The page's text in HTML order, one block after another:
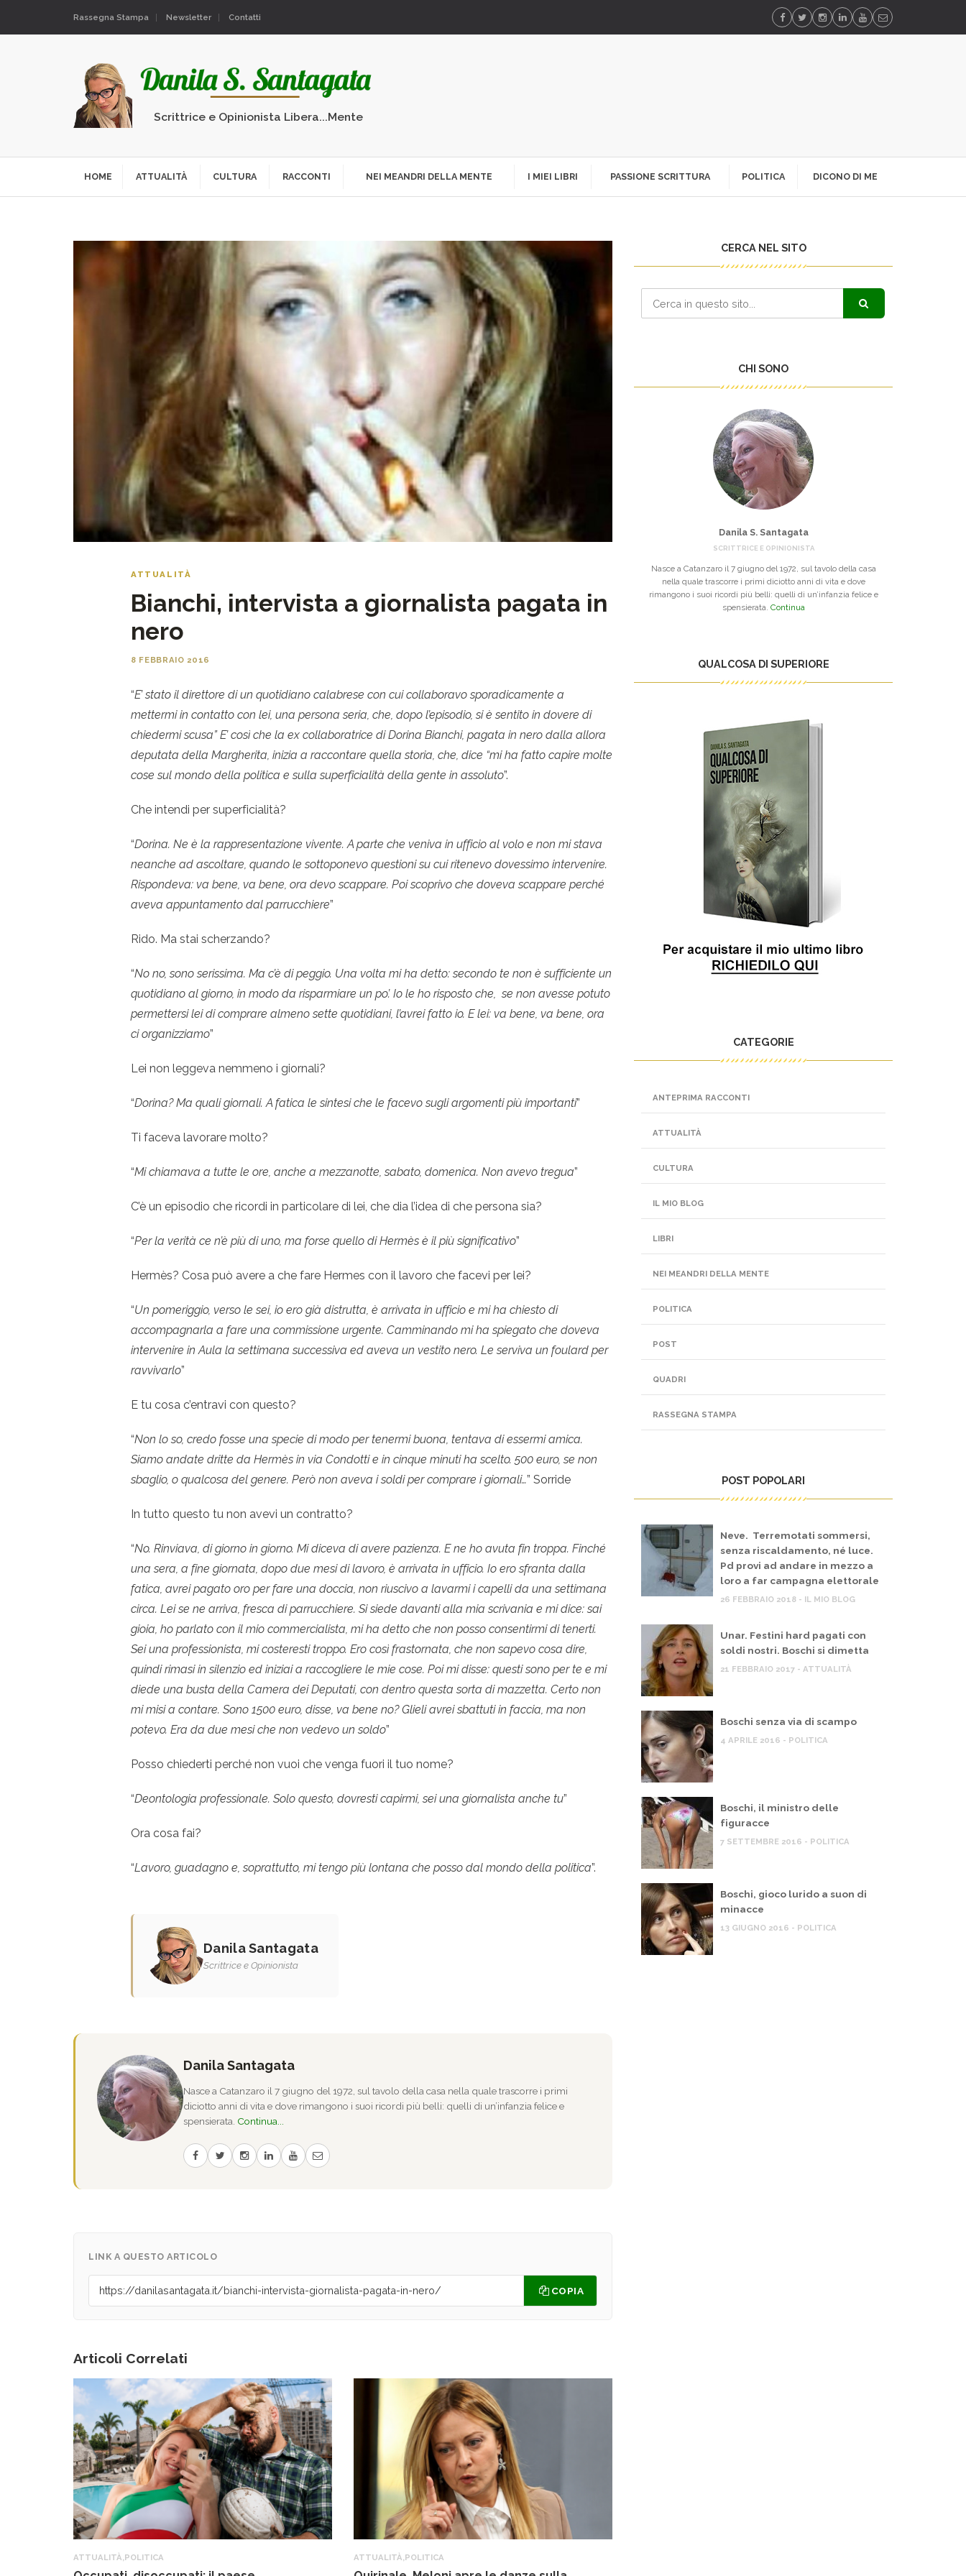
Rassegna Stampa Newsletter Contatti
Scrittrice e Opinionista Libera...Mente
HOME ATTUALITÀ CULTURA RACCONTI NEI MEANDRI DELLA MENTE I MIEI LIBRI PASSIONE SCRITTURA POLITICA DICONO DI ME
ATTUALITÀ
Bianchi, intervista a giornalista pagata in
nero
8 FEBBRAIO 2016
“E’ stato il direttore di un quotidiano calabrese con cui collaboravo sporadicamente a
mettermi in contatto con lei, una persona seria, che, dopo l’episodio, si è sentito in dovere di
chiedermi scusa” E’ così che la ex collaboratrice di Dorina Bianchi, pagata in nero dalla allora
deputata della Margherita, inizia a raccontare quella storia, che, dice “mi ha fatto capire molte
cose sul mondo della politica e sulla superficialità della gente in assoluto”.
Che intendi per superficialità?
“Dorina. Ne è la rappresentazione vivente. A parte che veniva in ufficio al volo e non mi stava
neanche ad ascoltare, quando le sottoponevo questioni su cui ritenevo dovessimo intervenire.
Rispondeva: va bene, va bene, ora devo scappare. Poi scoprivo che doveva scappare perché
aveva appuntamento dal parrucchiere”
Rido. Ma stai scherzando?
“No no, sono serissima. Ma c’è di peggio. Una volta mi ha detto: secondo te non è sufficiente un
quotidiano al giorno, in modo da risparmiare un po’. Io le ho risposto che, se non avesse potuto
permettersi lei di comprare almeno sette quotidiani, l’avrei fatto io. E lei: va bene, va bene, ora
ci organizziamo”
Lei non leggeva nemmeno i giornali?
“Dorina? Ma quali giornali. A fatica le sintesi che le facevo sugli argomenti più importanti”
Ti faceva lavorare molto?
“Mi chiamava a tutte le ore, anche a mezzanotte, sabato, domenica. Non avevo tregua”
C’è un episodio che ricordi in particolare di lei, che dia l’idea di che persona sia?
“Per la verità ce n’è più di uno, ma forse quello di Hermès è il più significativo”
Hermès? Cosa può avere a che fare Hermes con il lavoro che facevi per lei?
“Un pomeriggio, verso le sei, io ero già distrutta, è arrivata in ufficio e mi ha chiesto di
accompagnarla a fare una commissione urgente. Camminando mi ha spiegato che doveva
intervenire in Aula la settimana successiva ed aveva un vestito nero. Le serviva un foulard per
ravvivarlo”
E tu cosa c’entravi con questo?
“Non lo so, credo fosse una specie di modo per tenermi buona, tentava di essermi amica.
Siamo andate dritte da Hermès in via Condotti e in cinque minuti ha scelto. 500 euro, se non
sbaglio, o qualcosa del genere. Però non aveva i soldi per comprare i giornali…” Sorride
In tutto questo tu non avevi un contratto?
“No. Rinviava, di giorno in giorno. Mi diceva di avere pazienza. E ne ho avuta fin troppa. Finché
una sera, a fine giornata, dopo due mesi di lavoro, è arrivata in ufficio. Io ero sfranta dalla
fatica, avrei pagato oro per fare una doccia, non riuscivo a lavarmi i capelli da una settimana
circa. Lei se ne arriva, fresca di parrucchiere. Si siede davanti alla mia scrivania e mi dice: sai
gioia, ho parlato con il mio commercialista, mi ha detto che non posso consentirmi di tenerti.
Sei una professionista, mi costeresti troppo. Ero così frastornata, che non sapevo cosa dire,
quindi rimasi in silenzio ed iniziai a raccogliere le mie cose. Poi mi disse: questi sono per te e mi
diede una busta della Camera dei Deputati, con dentro questa sorta di mazzetta. Certo non
mi misi a contare. Sono 1500 euro, disse, va bene no? Glieli avrei sbattuti in faccia, ma non
potevo. Era da due mesi che non vedevo un soldo”
Posso chiederti perché non vuoi che venga fuori il tuo nome?
“Deontologia professionale. Solo questo, dovresti capirmi, sei una giornalista anche tu”
Ora cosa fai?
“Lavoro, guadagno e, soprattutto, mi tengo più lontana che posso dal mondo della politica”.
Danila Santagata
Scrittrice e Opinionista
Danila Santagata
Nasce a Catanzaro il 7 giugno del 1972, sul tavolo della casa nella quale trascorre i primi
diciotto anni di vita e dove rimangono i suoi ricordi più belli: quelli di un’infanzia felice e
spensierata. Continua...
LINK A QUESTO ARTICOLO
COPIA
Articoli Correlati
ATTUALITÀ POLITICA ATTUALITÀ POLITICA
CERCA NEL SITO
CHI SONO
Danila S. Santagata
SCRITTRICE E OPINIONISTA
Nasce a Catanzaro il 7 giugno del 1972, sul tavolo della casa
nella quale trascorre i primi diciotto anni di vita e dove
rimangono i suoi ricordi più belli: quelli di un’infanzia felice e
spensierata. Continua
QUALCOSA DI SUPERIORE
CATEGORIE
ANTEPRIMA RACCONTI
ATTUALITÀ
CULTURA
IL MIO BLOG
LIBRI
NEI MEANDRI DELLA MENTE
POLITICA
POST
QUADRI
RASSEGNA STAMPA
POST POPOLARI
Neve. Terremotati sommersi,
senza riscaldamento, né luce.
Pd provi ad andare in mezzo a
loro a far campagna elettorale
26 FEBBRAIO 2018 - IL MIO BLOG
Unar. Festini hard pagati con
soldi nostri. Boschi si dimetta
21 FEBBRAIO 2017 - ATTUALITÀ
Boschi senza via di scampo
4 APRILE 2016 - POLITICA
Boschi, il ministro delle
figuracce
7 SETTEMBRE 2016 - POLITICA
Boschi, gioco lurido a suon di
minacce
13 GIUGNO 2016 - POLITICA